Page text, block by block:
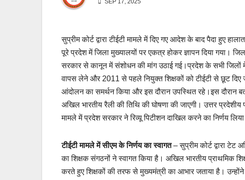
SEP 17, 2025
सुप्रीम कोर्ट द्वारा टीईटी मामले में दिए गए आदेश के बाद पैदा हुए
पूरे प्रदेश में जिला मुख्यालयों पर एकत्र होकर ज्ञापन दिया गया।
सरकार से कानून में संशोधन की मांग उठाई गई।प्रदेश के सभी
वापस लेने और 2011 से पहले नियुक्त शिक्षकों को टीईटी से छूट दिए
आंदोलन का समर्थन किया और इस दौरान उपस्थित रहे।इस दौरान
अखिल भारतीय रैली की तिथि की घोषणा की जाएगी। उत्तर
मामले में प्रदेश सरकार ने रिव्यू पिटीशन दाखिल करने का निर्णय
टीईटी मामले में सीएम के निर्णय का स्वागत– सुप्रीम कोर्ट द्वारा टेट
का शिक्षक संगठनों ने स्वागत किया है। अखिल भारतीय प्राथमिक
करते हुए शिक्षकों की तरफ से मुख्यमंत्री का आभार जताया है।